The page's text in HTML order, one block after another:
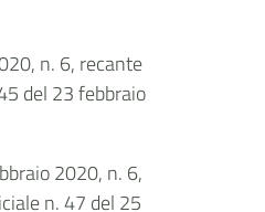
n. 6, recante
del 23 febbraio
2020, n. 6,
n. 47 del 25